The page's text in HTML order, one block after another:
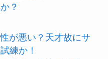
？
が悪い？天才故にサ
練か！